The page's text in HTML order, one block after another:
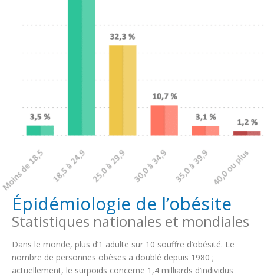
Épidémiologie de l’obésite
Statistiques nationales et mondiales
Dans le monde, plus d’1 adulte sur 10 souffre d’obésité. Le
nombre de personnes obèses a doublé depuis 1980 ;
actuellement, le surpoids concerne 1,4 milliards d’individus